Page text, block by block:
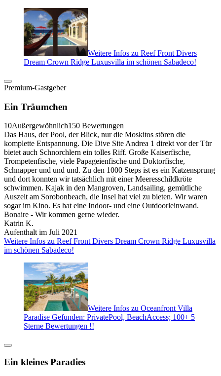
Weitere Infos zu Reef Front Divers
Dream Crown Ridge Luxusvilla im schönen Sabadeco!
Premium-Gastgeber
Ein Träumchen
10Außergewöhnlich150 Bewertungen
Das Haus, der Pool, der Blick, nur die Moskitos stören die
komplette Entspannung. Die Dive Site Andrea 1 direkt vor der Tür
bietet auch Schnorchlern ein tolles Riff. Große Kaiserfische,
Trompetenfische, viele Papageienfische und Doktorfische,
Schnapper und und und. Zu den 1000 Steps ist es ein Katzensprung
und dort konnten wir tatsächlich mit einer Meeresschildkröte
schwimmen. Kajak in den Mangroven, Landsailing, gemütliche
Auszeit am Sorobonbeach, die Insel hat viel zu bieten. Wir waren
sogar im Kino. Es hat eine Indoor- und eine Outdoorleinwand.
Bonaire - Wir kommen gerne wieder.
Katrin K.
Aufenthalt im Juli 2021
Weitere Infos zu Reef Front Divers Dream Crown Ridge Luxusvilla
im schönen Sabadeco!
Weitere Infos zu Oceanfront Villa
Paradise Gefunden: PrivatePool, BeachAccess; 100+ 5
Sterne Bewertungen !!
Ein kleines Paradies